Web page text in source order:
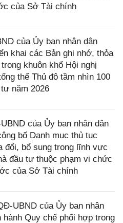
của Sở Tài chính
của Ủy ban nhân dân
khai các Bản ghi nhớ, thỏa
khuôn khổ Hội nghị
thể Thủ đô tầm nhìn 100
năm 2026
của Ủy ban nhân dân
bố Danh mục thủ tục
đổi, bổ sung trong lĩnh vực
đầu tư thuộc phạm vi chức
của Sở Tài chính
UBND của Ủy ban nhân
Quy chế phối hợp trong